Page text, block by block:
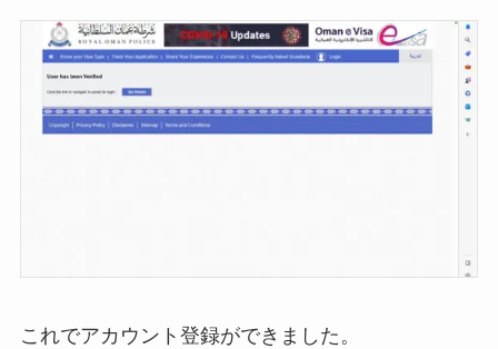
これでアカウント登録ができました。